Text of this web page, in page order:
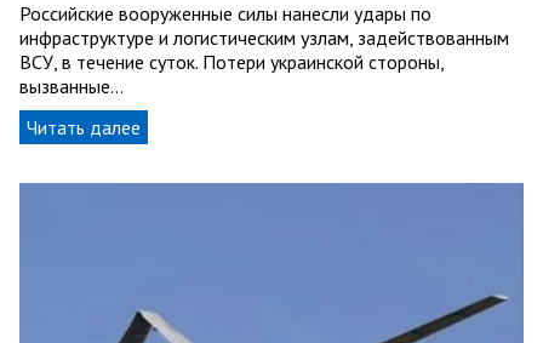
Российские вооруженные силы нанесли удары по
инфраструктуре и логистическим узлам, задействованным
ВСУ, в течение суток. Потери украинской стороны,
вызванные…
Читать далее